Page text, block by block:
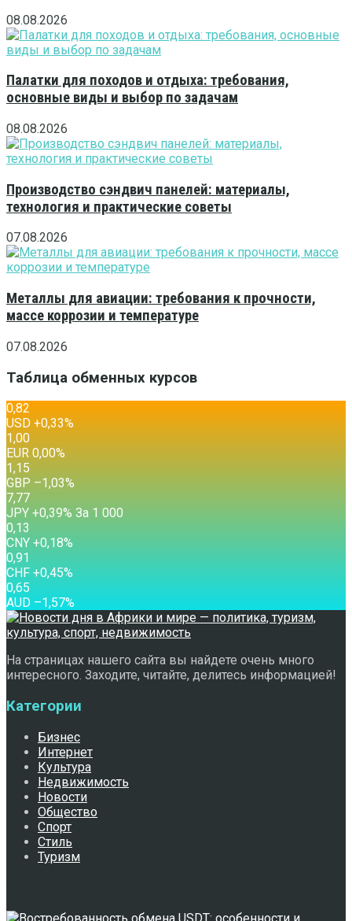
08.08.2026
Палатки для походов и отдыха: требования,
основные виды и выбор по задачам
08.08.2026
Производство сэндвич панелей: материалы,
технология и практические советы
07.08.2026
Металлы для авиации: требования к прочности,
массе коррозии и температуре
07.08.2026
Таблица обменных курсов
0,82
USD +0,33%
1,00
EUR 0,00%
1,15
GBP –1,03%
7,77
JPY +0,39% За 1 000
0,13
CNY +0,18%
0,91
CHF +0,45%
0,65
AUD –1,57%
На страницах нашего сайта вы найдете очень много
интересного. Заходите, читайте, делитесь информацией!
Категории
Бизнес
Интернет
Культура
Недвижимость
Новости
Общество
Спорт
Стиль
Туризм